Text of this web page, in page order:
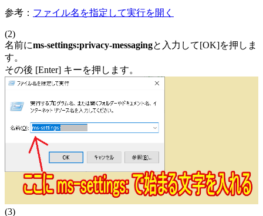
参考： ファイル名を指定して実行を開く
(2)
名前にms-settings:privacy-messagingと入力して[OK]を押しま
す。
その後 [Enter] キーを押します。
(3)